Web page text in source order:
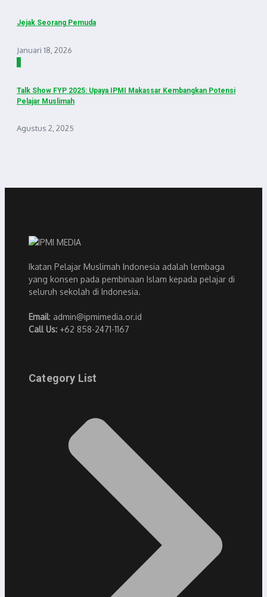
Jejak Seorang Pemuda
Januari 18, 2026
3
Talk Show FYP 2025: Upaya IPMI Makassar Kembangkan Potensi
Pelajar Muslimah
Agustus 2, 2025
Ikatan Pelajar Muslimah Indonesia adalah lembaga
yang konsen pada pembinaan Islam kepada pelajar di
seluruh sekolah di Indonesia.
Email: admin@ipmimedia.or.id
Call Us: +62 858-2471-1167
Category List